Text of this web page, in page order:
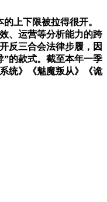
上下限被拉得很开。
、运营等分析能力的跨
反三合会法律步履，因
”的款式。截至本年一季
统》《魅魔叛从》《诡